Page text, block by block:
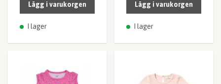
Lägg i varukorgen
I lager
Lägg i varukorgen
I lager